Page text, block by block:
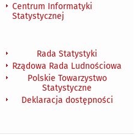
Centrum Informatyki
Statystycznej
Rada Statystyki
Rządowa Rada Ludnościowa
Polskie Towarzystwo
Statystyczne
Deklaracja dostępności